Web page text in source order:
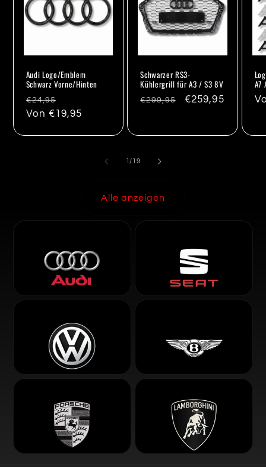
Audi Logo/Emblem
Schwarz Vorne/Hinten
Normaler
Preis
€24,95
Von €19,95
Schwarzer RS3-
Kühlergrill für A3 / S3 8V
Normaler
€299,95 Verkaufspreis
€259,95
A7
1/von
19
Alle anzeigen